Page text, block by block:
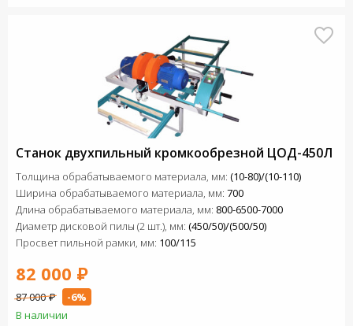
Станок двухпильный кромкообрезной ЦОД-450Л
Толщина обрабатываемого материала, мм: (10-80)/(10-110)
Ширина обрабатываемого материала, мм: 700
Длина обрабатываемого материала, мм: 800-6500-7000
Диаметр дисковой пилы (2 шт.), мм: (450/50)/(500/50)
Просвет пильной рамки, мм: 100/115
82 000 ₽
87 000 ₽
-6%
В наличии